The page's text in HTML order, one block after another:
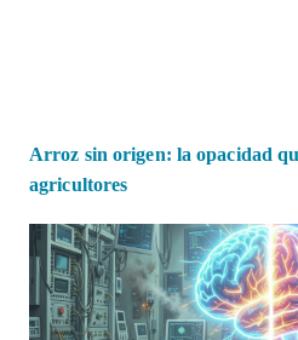
Arroz sin origen: la opacidad
agricultores